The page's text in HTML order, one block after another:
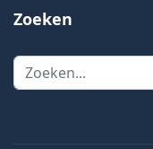
Zoeken
Zoeken